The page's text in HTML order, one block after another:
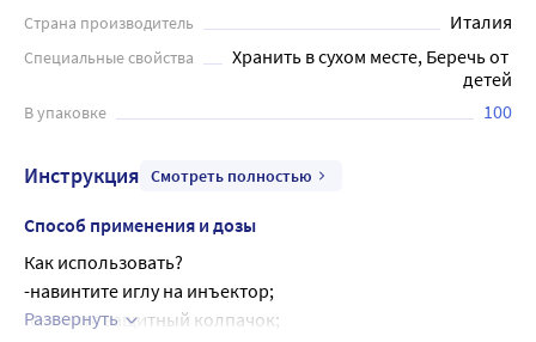
Страна производитель Италия
Специальные свойства
Хранить в сухом месте, Беречь от
детей
В упаковке 100
Инструкция Смотреть полностью
Способ применения и дозы
Как использовать?
-навинтите иглу на инъектор;
-снимите защитный колпачок;
Развернуть